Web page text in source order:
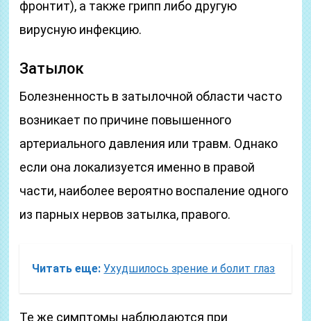
фронтит), а также грипп либо другую
вирусную инфекцию.
Затылок
Болезненность в затылочной области часто
возникает по причине повышенного
артериального давления или травм. Однако
если она локализуется именно в правой
части, наиболее вероятно воспаление одного
из парных нервов затылка, правого.
Читать еще: Ухудшилось зрение и болит глаз
Те же симптомы наблюдаются при